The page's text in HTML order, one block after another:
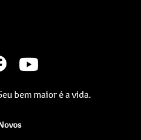
bem maior é a vida.